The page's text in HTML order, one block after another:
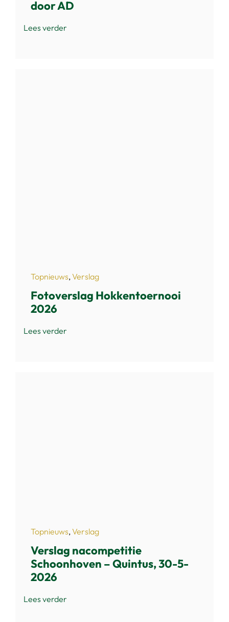
door AD
Lees verder
Topnieuws, Verslag
Fotoverslag Hokkentoernooi
2026
Lees verder
Topnieuws,Verslag
Verslag nacompetitie
Schoonhoven – Quintus, 30-5-
2026
Lees verder